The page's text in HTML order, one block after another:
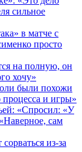
сильное
в матче с
просто
на полную, он
хочу»
были похожи
процесса и игры»
«Спросил: «У
сам
из‑за